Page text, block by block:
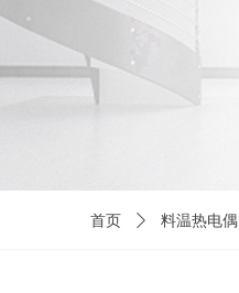
首页 ꄲ 料温热电偶